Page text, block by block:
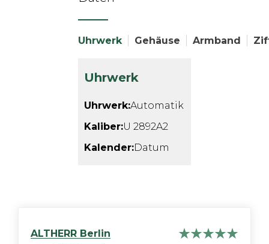
Uhrwerk Gehäuse Armband
Uhrwerk
Uhrwerk:Automatik
Kaliber:U 2892A2
Kalender:Datum
ALTHERR Berlin